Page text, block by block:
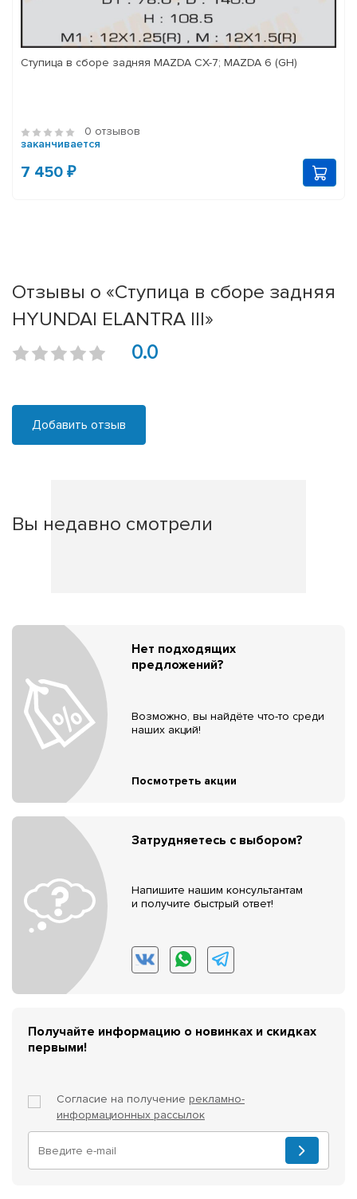
Ступица в сборе задняя MAZDA CX-7; MAZDA 6 (GH)
0 отзывов
заканчивается
7 450 ₽
Отзывы о «Ступица в сборе задняя
HYUNDAI ELANTRA III»
0.0
Добавить отзыв
Вы недавно смотрели
Нет подходящих
предложений?
Возможно, вы найдёте что-то среди
наших акций!
Посмотреть акции
Затрудняетесь с выбором?
Напишите нашим консультантам
и получите быстрый ответ!
Получайте информацию о новинках и скидках
первыми!
Согласие на получение рекламно-
информационных рассылок